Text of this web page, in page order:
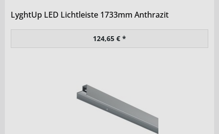
LyghtUp LED Lichtleiste 1733mm Anthrazit
124,65 € *